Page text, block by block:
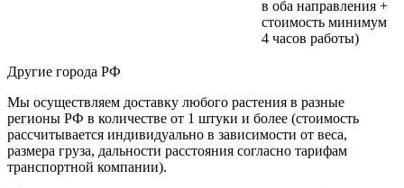
в оба направления +
стоимость минимум
4 часов работы)
Другие города РФ
Мы осуществляем доставку любого растения в разные
регионы РФ в количестве от 1 штуки и более (стоимость
рассчитывается индивидуально в зависимости от веса,
размера груза, дальности расстояния согласно тарифам
транспортной компании).